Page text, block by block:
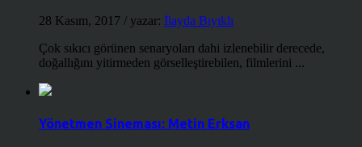
28 Kasım, 2017 / yazar: İlayda Bıyıklı
Çok sıkıcı görünen senaryoları dahi izlenebilir derecede,
doğallığını yitirmeden görselleştirebilen, filmlerini ...
Yönetmen Sineması: Metin Erksan